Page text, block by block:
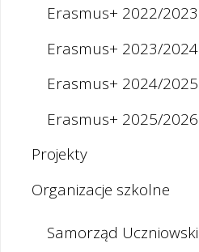
Erasmus+ 2022/2023
Erasmus+ 2023/2024
Erasmus+ 2024/2025
Erasmus+ 2025/2026
Projekty
Organizacje szkolne
Samorząd Uczniowski